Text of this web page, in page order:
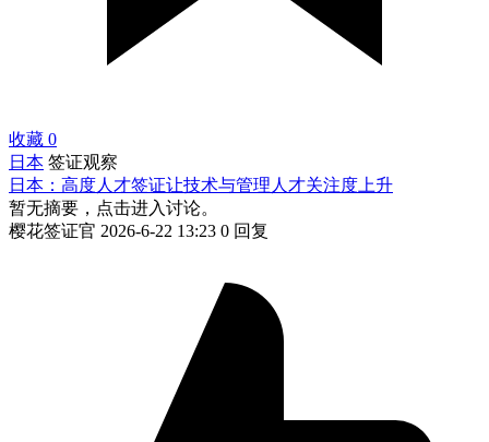
收藏 0
日本 签证观察
日本：高度人才签证让技术与管理人才关注度上升
暂无摘要，点击进入讨论。
樱花签证官 2026-6-22 13:23 0 回复